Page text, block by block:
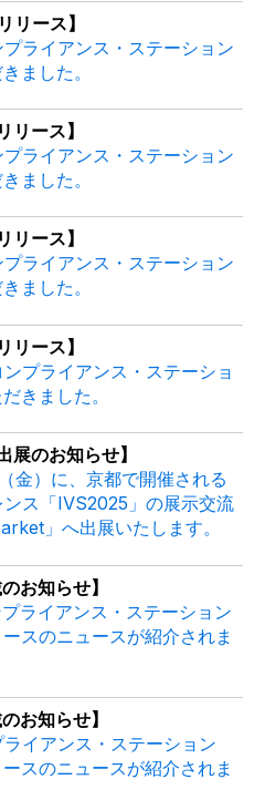
ース】
ライアンス・ステーション
ました。
ース】
ライアンス・ステーション
ました。
ース】
ライアンス・ステーション
ました。
ース】
プライアンス・ステーショ
きました。
のお知らせ】
金）に、京都で開催される
ス「IVS2025」の展示交流
」へ出展いたします。
お知らせ】
ライアンス・ステーション
スのニュースが紹介されま
お知らせ】
イアンス・ステーション
スのニュースが紹介されま